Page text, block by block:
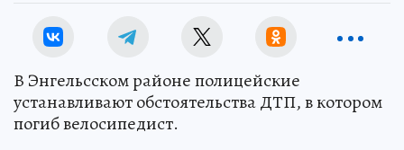
В Энгельсском районе полицейские
устанавливают обстоятельства ДТП, в котором
погиб велосипедист.